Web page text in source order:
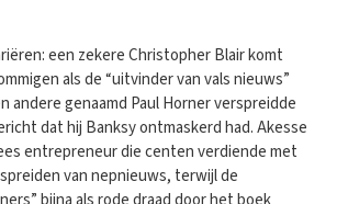
een zekere Christopher Blair komt
als de “uitvinder van vals nieuws”
andere genaamd Paul Horner verspreidde
dat hij Banksy ontmaskerd had. Akesse
entrepreneur die centen verdiende met
van nepnieuws, terwijl de